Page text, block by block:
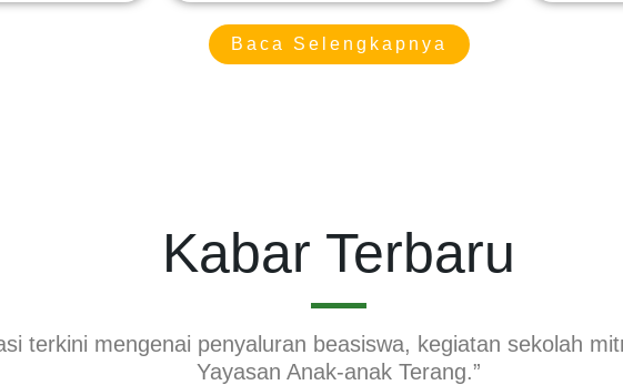
Baca Selengkapnya
Kabar Terbaru
terkini mengenai penyaluran beasiswa, kegiatan sekolah
Yayasan Anak-anak Terang.”